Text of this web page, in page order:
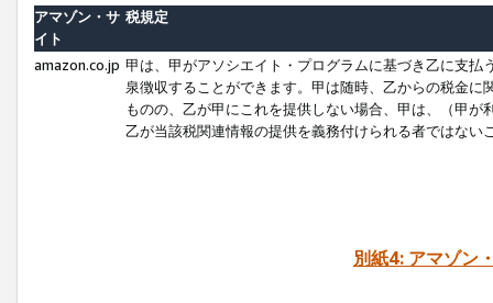
アマゾン・サ
イト
税規定
amazon.co.jp 甲は、甲がアソシエイト・プログラムに基づき乙に支
泉徴収することができます。甲は随時、乙からの税金
ものの、乙が甲にこれを提供しない場合、甲は、（甲
乙が当該税関連情報の提供を義務付けられる者ではな
別紙4: アマゾン